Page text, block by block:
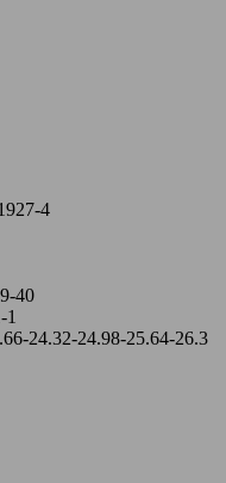
4
40
1
24.32-24.98-25.64-26.3